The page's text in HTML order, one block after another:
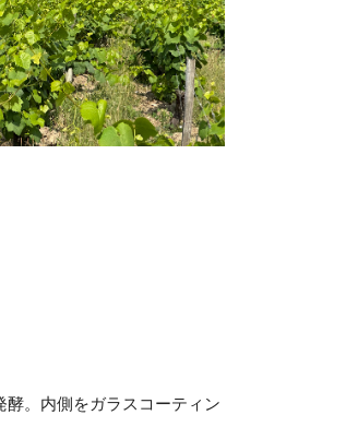
。内側をガラスコーティン